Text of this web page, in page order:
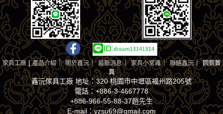
家具工廠 |產品介紹｜關於鑫沅｜ 最新消息｜家具小常識｜ 聯絡鑫沅｜回到首
頁
鑫沅傢具工廠 地址：320 桃園市中壢區福州路205號
電話：+886-3-4667778
+886-966-55-88-37趙先生
E-mail：yzsu69@gmail.com